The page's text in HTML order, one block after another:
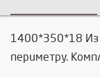
1400*350*18 Из
периметру.